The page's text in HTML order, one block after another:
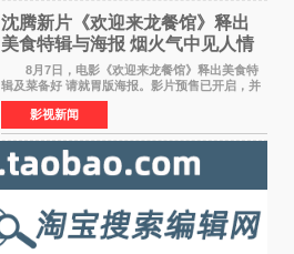
沈腾新片《欢迎来龙餐馆》释出
美食特辑与海报 烟火气中见人情
温暖
8月7日，电影《欢迎来龙餐馆》释出美食特
辑及菜备好 请就胃版海报。影片预售已开启，并
将于8月8日至10日14:00-21:00举行全国超前点
映。电影《欢迎来龙餐馆》作为战争美食喜剧大
片，讲述了中国
影视新闻